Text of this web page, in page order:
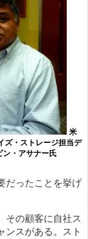
米
ズ・ストレージ担当デ
ン・アサナー氏
だったことを挙げ
その顧客に自社ス
ンスがある。スト